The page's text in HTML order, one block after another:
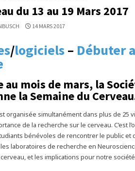
du 13 au 19 Mars 2017
14 MARS 2017
/logiciels– Débuter
au mois de mars, la
la Semaine du
organisée simultanément dans plus de 25
de la recherche sur le cerveau. C’est
bénévoles de rencontrer le public et
laboratoires de recherche en
et les implications pour notre